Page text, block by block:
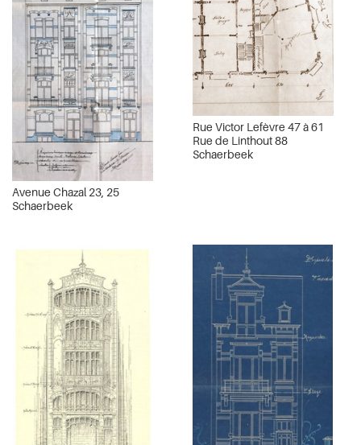
Avenue Chazal 23, 25
Schaerbeek
Rue Victor Lefèvre 47 à 61
Rue de Linthout 88
Schaerbeek